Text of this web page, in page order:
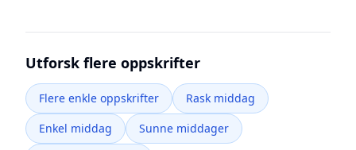
Utforsk flere oppskrifter
Flere enkle oppskrifter
Rask middag
Enkel middag
Sunne middager